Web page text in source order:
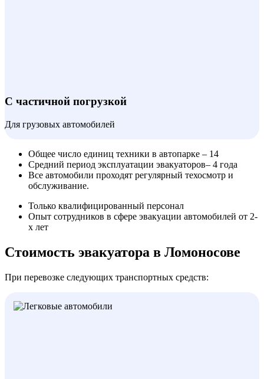
С частичной погрузкой
Для грузовых автомобилей
Общее число единиц техники в автопарке – 14
Средний период эксплуатации эвакуаторов– 4 года
Все автомобили проходят регулярный техосмотр и
обслуживание.
Только квалифицированный персонал
Опыт сотрудников в сфере эвакуации автомобилей от 2-
х лет
Стоимость эвакуатора в Ломоносове
При перевозке следующих транспортных средств: